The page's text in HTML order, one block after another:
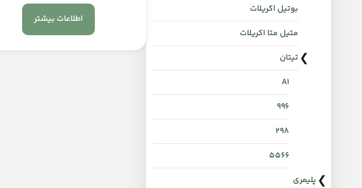
بوتیل اکریلات
متیل متا اکریلات
تیتان
A1
996
298
۵۵۶۶
پلیمری
اطلاعات بیشتر